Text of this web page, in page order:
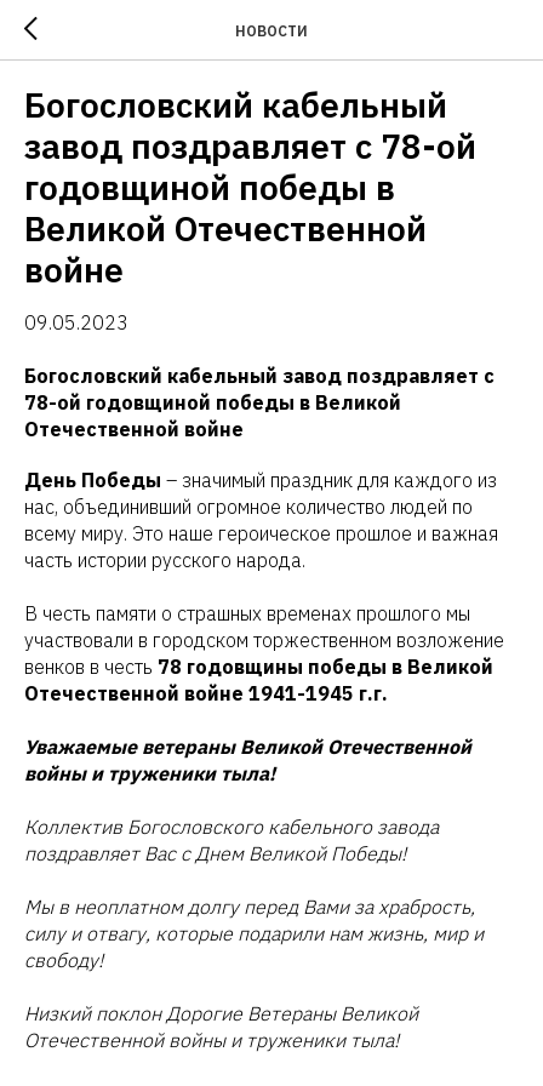
НОВОСТИ
Богословский кабельный
завод поздравляет с 78-ой
годовщиной победы в
Великой Отечественной
войне
09.05.2023
Богословский кабельный завод поздравляет с
78-ой годовщиной победы в Великой
Отечественной войне
День Победы – значимый праздник для каждого из
нас, объединивший огромное количество людей по
всему миру. Это наше героическое прошлое и важная
часть истории русского народа.
В честь памяти о страшных временах прошлого мы
участвовали в городском торжественном возложение
венков в честь 78 годовщины победы в Великой
Отечественной войне 1941-1945 г.г.
Уважаемые ветераны Великой Отечественной
войны и труженики тыла!
Коллектив Богословского кабельного завода
поздравляет Вас с Днем Великой Победы!
Мы в неоплатном долгу перед Вами за храбрость,
силу и отвагу, которые подарили нам жизнь, мир и
свободу!
Низкий поклон Дорогие Ветераны Великой
Отечественной войны и труженики тыла!